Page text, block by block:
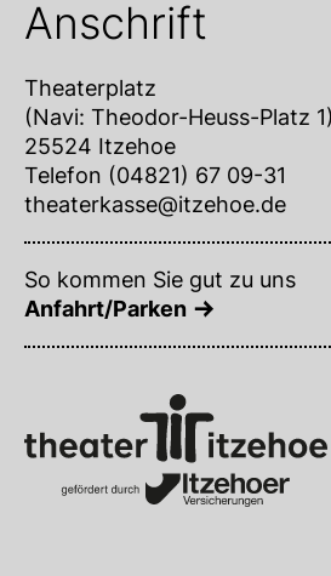
Anschrift
Theaterplatz
(Navi: Theodor-Heuss-Platz 1)
25524 Itzehoe
Telefon (04821) 67 09-31
theaterkasse@itzehoe.de
So kommen Sie gut zu uns
Anfahrt/Parken